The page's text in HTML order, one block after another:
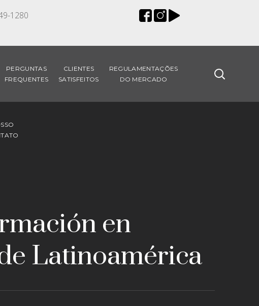
1280
PERGUNTAS
FREQUENTES
CLIENTES
SATISFEITOS
REGULAMENTAÇÕES
DO MERCADO
en
Latinoamérica